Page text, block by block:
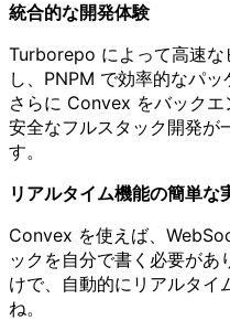
統合的な開発体験
Turborepo によって高速な
し、PNPM で効率的なパッ
さらに Convex をバック
安全なフルスタック開発が
す。
リアルタイム機能の簡単な
Convex を使えば、
ックを自分で書く必要が
けで、自動的にリアルタイ
ね。